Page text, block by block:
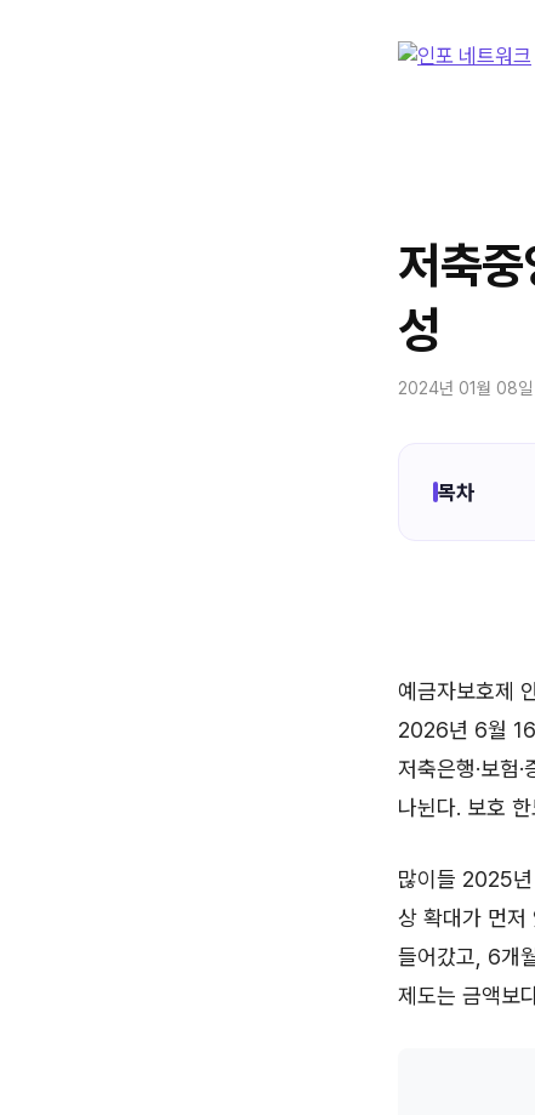
저축
성
2024년 01월 08일
목차
예금자보호제
2026년 6월 16
저축은행·보험
나뉜다. 보호
많이들 2025년
상 확대가 먼저
들어갔고, 6개
제도는 금액보